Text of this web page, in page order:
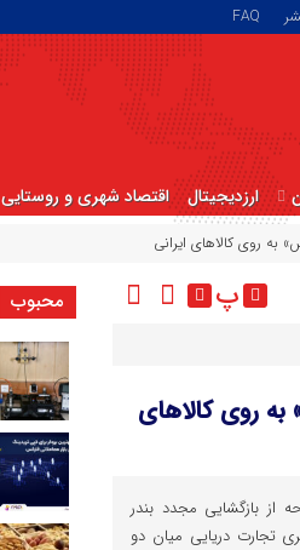
FAQ
ارزدیجیتال اقتصاد شهری و روستایی
به روی کالاهای ایرانی
پ
به روی کالاهای
از بازگشایی مجدد بندر
تجارت دریایی میان دو
محبوب